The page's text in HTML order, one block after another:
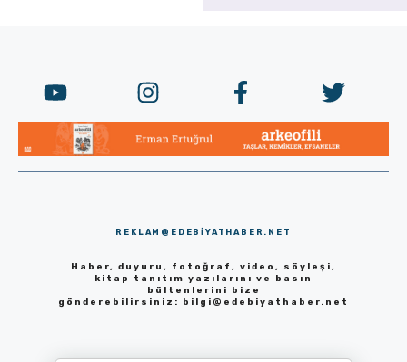
REKLAM@EDEBIYATHABER.NET
Haber, duyuru, fotoğraf, video, söyleşi,
kitap tanıtım yazılarını ve basın
bültenlerini bize
gönderebilirsiniz: bilgi@edebiyathaber.net